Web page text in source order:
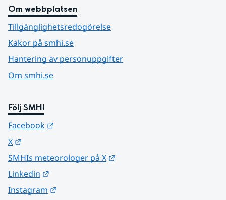
Om webbplatsen
Tillgänglighetsredogörelse
Kakor på smhi.se
Hantering av personuppgifter
Om smhi.se
Följ SMHI
Facebook
X
SMHIs meteorologer på X
Linkedin
Instagram